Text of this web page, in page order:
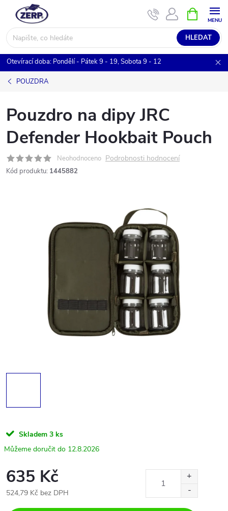
obsah
HLEDAT
NÁKUPNÍ
KOŠÍK
Otevírací doba: Pondělí - Pátek 9 - 19, Sobota 9 - 12
POUZDRA
Pouzdro na dipy JRC
Defender Hookbait Pouch
Neohodnoceno Podrobnosti hodnocení
Kód produktu: 1445882
Skladem 3 ks
12.8.2026
635 Kč
524,79 Kč bez DPH